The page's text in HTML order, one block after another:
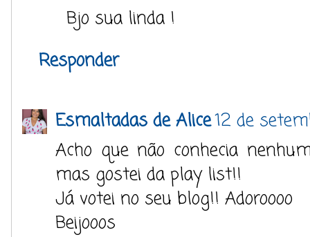
Bjo sua linda !
Responder
Esmaltadas de Alice12 de
Acho que não conhecia
mas gostei da play list!!
Já votei no seu blog!! Adoroooo
Beijooos